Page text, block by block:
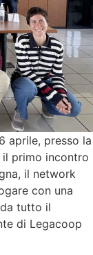
aprile, presso la
il primo incontro
il network
con una
tutto il
di Legacoop